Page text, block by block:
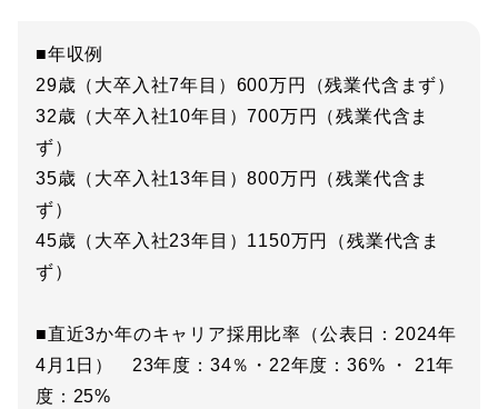
■年収例
29歳（大卒入社7年目）600万円（残業代含まず）
32歳（大卒入社10年目）700万円（残業代含ま
ず）
35歳（大卒入社13年目）800万円（残業代含ま
ず）
45歳（大卒入社23年目）1150万円（残業代含ま
ず）
■直近3か年のキャリア採用比率（公表日：2024年
4月1日） 23年度：34％・22年度：36% ・ 21年
度：25%